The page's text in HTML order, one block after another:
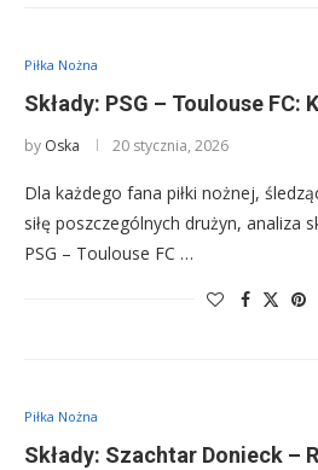
Piłka Nożna
Składy: PSG – Toulouse FC:
by Oska 20 stycznia, 2026
Dla każdego fana piłki nożnej,
siłę poszczególnych drużyn, analiza
PSG – Toulouse FC …
Piłka Nożna
Składy: Szachtar Donieck –